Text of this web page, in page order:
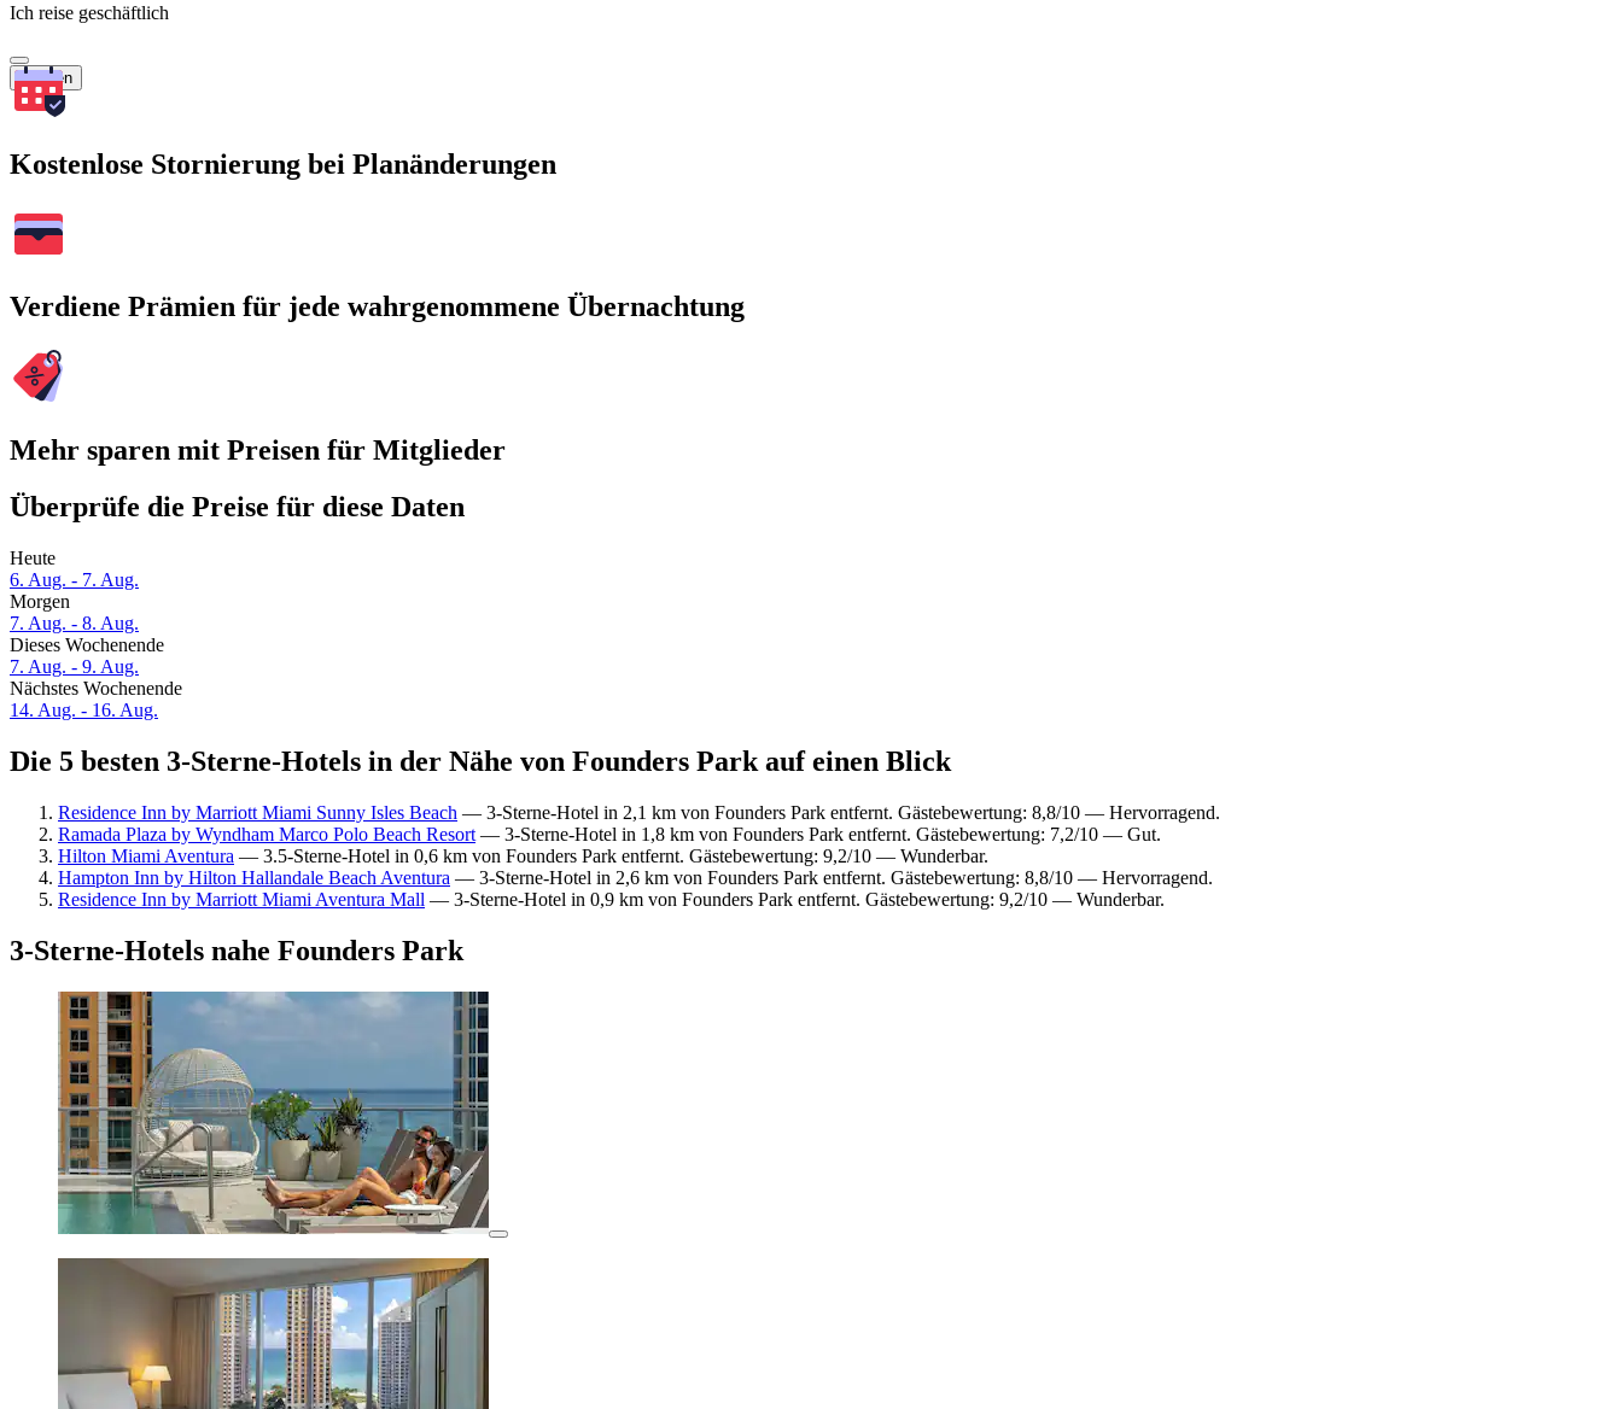
Ich reise geschäftlich
Suchen
Kostenlose Stornierung bei Planänderungen
Verdiene Prämien für jede wahrgenommene Übernachtung
Mehr sparen mit Preisen für Mitglieder
Überprüfe die Preise für diese Daten
Heute
6. Aug. - 7. Aug.
Morgen
7. Aug. - 8. Aug.
Dieses Wochenende
7. Aug. - 9. Aug.
Nächstes Wochenende
14. Aug. - 16. Aug.
Die 5 besten 3-Sterne-Hotels in der Nähe von Founders Park auf einen Blick
Residence Inn by Marriott Miami Sunny Isles Beach — 3-Sterne-Hotel in 2,1 km von Founders Park entfernt. Gästebewertung: 8,8/10 — Hervorragend.
Ramada Plaza by Wyndham Marco Polo Beach Resort — 3-Sterne-Hotel in 1,8 km von Founders Park entfernt. Gästebewertung: 7,2/10 — Gut.
Hilton Miami Aventura — 3.5-Sterne-Hotel in 0,6 km von Founders Park entfernt. Gästebewertung: 9,2/10 — Wunderbar.
Hampton Inn by Hilton Hallandale Beach Aventura — 3-Sterne-Hotel in 2,6 km von Founders Park entfernt. Gästebewertung: 8,8/10 — Hervorragend.
Residence Inn by Marriott Miami Aventura Mall — 3-Sterne-Hotel in 0,9 km von Founders Park entfernt. Gästebewertung: 9,2/10 — Wunderbar.
3-Sterne-Hotels nahe Founders Park